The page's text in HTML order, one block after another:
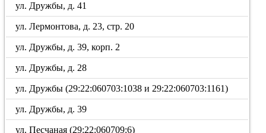
ул. Дружбы, д. 41
ул. Лермонтова, д. 23, стр. 20
ул. Дружбы, д. 39, корп. 2
ул. Дружбы, д. 28
ул. Дружбы (29:22:060703:1038 и 29:22:060703:1161)
ул. Дружбы, д. 39
ул. Песчаная (29:22:060709:6)